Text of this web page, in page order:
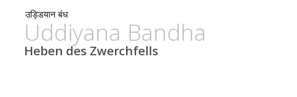
उड्डियान बंध
Uddiyana Bandha
Heben des Zwerchfells